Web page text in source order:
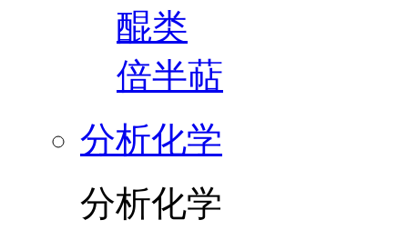
醌类
倍半萜
分析化学
分析化学